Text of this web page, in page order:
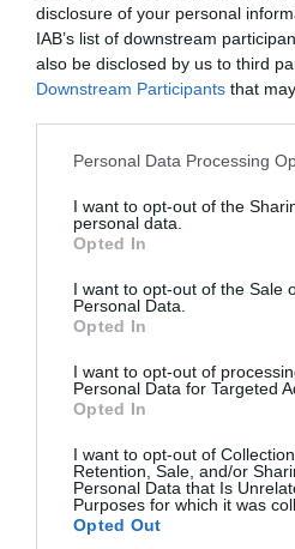
disclosure of your personal
IAB’s list of downstream
also be disclosed by us to third
Downstream Participants that
Please note that this website/app
not limited to your visit or usage
grant or deny consent to Google
use your data for below specified
consent section.
Personal Data Processing
I want to opt-out of the
personal data.
Opted In
I want to opt-out of the Sale
Personal Data.
Opted In
I want to opt-out of
Personal Data for Targeted
Opted In
I want to opt-out of
Retention, Sale, and/or
Personal Data that Is
Purposes for which it was
Opted Out
ΠΟΛΙΤΙΚΗ
09.08.2026 | 17:02
έχει συνέχεια και